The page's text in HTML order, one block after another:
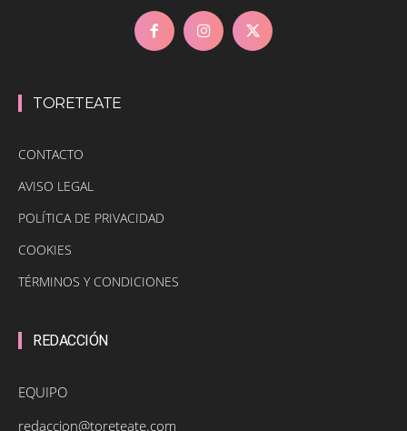
TORETEATE
CONTACTO
AVISO LEGAL
POLÍTICA DE PRIVACIDAD
COOKIES
TÉRMINOS Y CONDICIONES
REDACCIÓN
EQUIPO
redaccion@toreteate.com